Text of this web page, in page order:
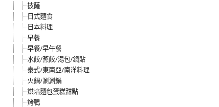
披薩
日式麵食
日本料理
早餐
早餐/早午餐
水餃/蒸餃/湯包/鍋貼
泰式/東南亞/南洋料理
火鍋/涮涮鍋
烘培麵包蛋糕甜點
烤鴨